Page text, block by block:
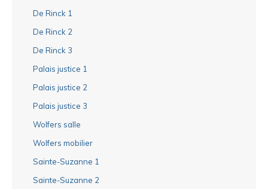
De Rinck 1
De Rinck 2
De Rinck 3
Palais justice 1
Palais justice 2
Palais justice 3
Wolfers salle
Wolfers mobilier
Sainte-Suzanne 1
Sainte-Suzanne 2